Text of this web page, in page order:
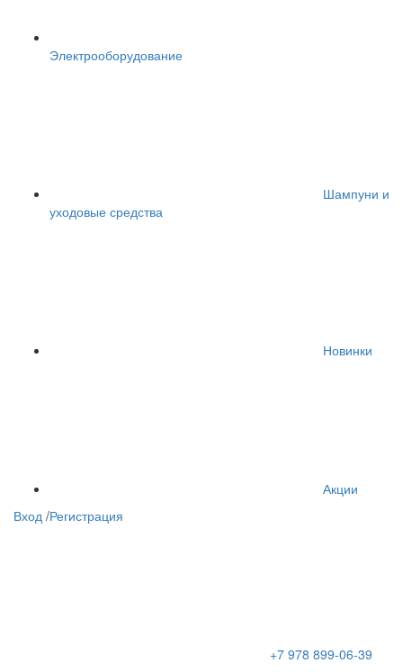
Электрооборудование
Шампуни и
уходовые средства
Новинки
Акции
Вход /Регистрация
+7 978 899-06-39